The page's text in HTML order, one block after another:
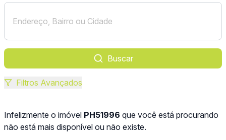
Buscar
Filtros Avançados
Infelizmente o imóvel PH51996 que você está procurando
não está mais disponível ou não existe.